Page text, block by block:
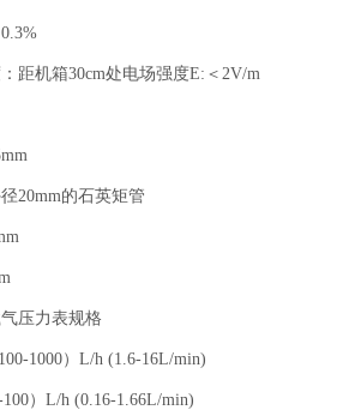
距机箱30cm处电场强度E:＜2V/m
20mm的石英矩管
压力表规格
1000）L/h (1.6-16L/min)
）L/h (0.16-1.66L/min)